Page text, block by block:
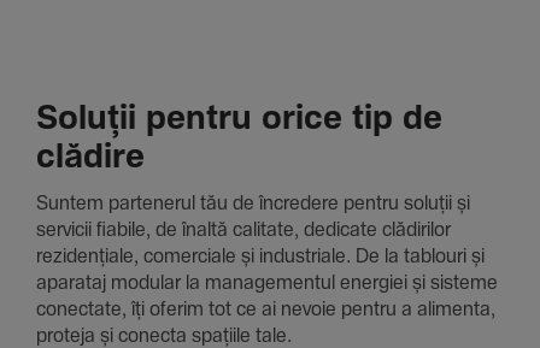
Soluții pentru orice tip de
clădire
Suntem parte­nerul tău de încre­dere pentru soluții și
servicii fiabile, de înaltă cali­tate, dedi­cate clădi­rilor
rezi­den­țiale, comer­ciale și indus­triale. De la tablouri și
aparataj modular la managementul energiei și sisteme
conec­tate, îți oferim tot ce ai nevoie pentru a alimenta,
proteja și conecta spațiile tale.